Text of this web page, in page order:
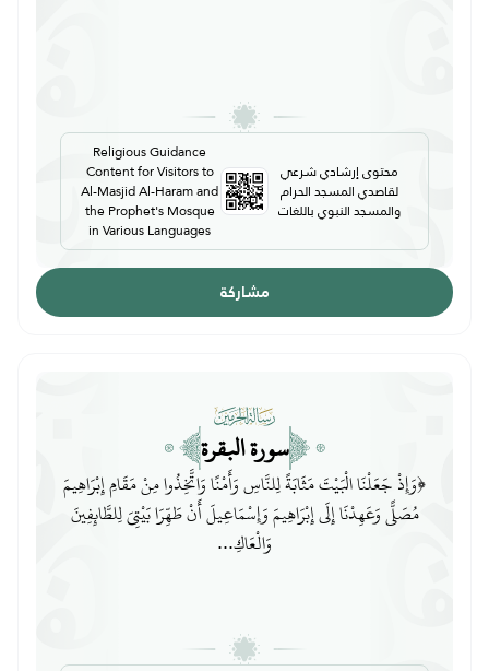
محتوى إرشادي شرعي
لقاصدي المسجد الحرام
والمسجد النبوي باللغات
Religious Guidance
Content for Visitors to
Al-Masjid Al-Haram and
the Prophet's Mosque
in Various Languages
مشاركة
سورة البقرة
﴿وَإِذْ جَعَلْنَا الْبَيْتَ مَثَابَةً لِلنَّاسِ وَأَمْنًا وَاتَّخِذُوا مِنْ مَقَامِ إِبْرَاهِيمَ
مُصَلًّى وَعَهِدْنَا إِلَى إِبْرَاهِيمَ وَإِسْمَاعِيلَ أَنْ طَهِّرَا بَيْتِيَ لِلطَّائِفِينَ
وَالْعَاكِ...